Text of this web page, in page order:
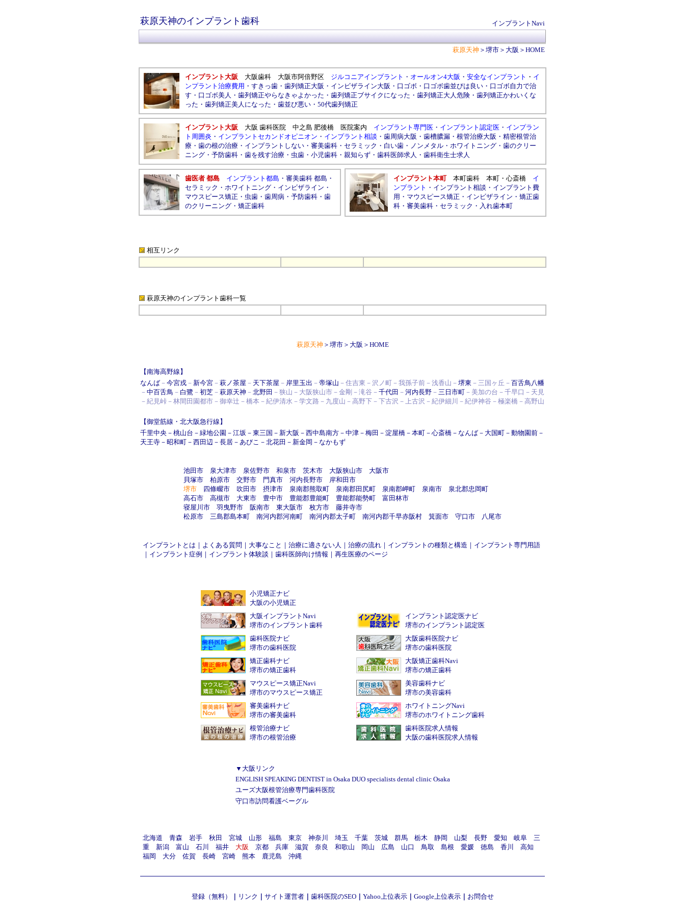
萩原天神のインプラント歯科 インプラントNavi
萩原天神 ＞ 堺市 ＞ 大阪 ＞ HOME
インプラント大阪 大阪歯科 大阪市阿倍野区 ジルコニアインプラント ・ オールオン4大阪 ・ 安全なインプラント ・ イ
ンプラント治療費用 ・ すきっ歯 ・ 歯列矯正大阪 ・ インビザライン大阪 ・ 口ゴボ ・ 口ゴボ歯並びは良い ・ 口ゴボ自力で治
す ・ 口ゴボ美人 ・ 歯列矯正やらなきゃよかった ・ 歯列矯正ブサイクになった ・ 歯列矯正大人危険 ・ 歯列矯正かわいくな
った ・ 歯列矯正美人になった ・ 歯並び悪い ・ 50代歯列矯正
インプラント大阪 大阪 歯科医院 中之島 肥後橋 医院案内 インプラント専門医 ・ インプラント認定医 ・ インプラン
ト周囲炎 ・ インプラントセカンドオピニオン ・ インプラント相談 ・ 歯周病大阪 ・ 歯槽膿漏 ・ 根管治療大阪 ・ 精密根管治
療 ・ 歯の根の治療 ・ インプラントしない ・ 審美歯科 ・ セラミック ・ 白い歯 ・ ノンメタル ・ ホワイトニング ・ 歯のクリー
ニング ・ 予防歯科 ・ 歯を残す治療 ・ 虫歯 ・ 小児歯科 ・ 親知らず ・ 歯科医師求人 ・ 歯科衛生士求人
歯医者 都島 インプラント都島 ・ 審美歯科 都島 ・
セラミック ・ ホワイトニング ・ インビザライン ・
マウスピース矯正 ・ 虫歯 ・ 歯周病 ・ 予防歯科 ・ 歯
のクリーニング ・ 矯正歯科
インプラント本町 本町歯科 本町 ・ 心斎橋
イ
ンプラント ・ インプラント相談 ・ インプラント費
用 ・ マウスピース矯正 ・ インビザライン ・ 矯正歯
科 ・ 審美歯科 ・ セラミック ・ 入れ歯本町
相互リンク
萩原天神のインプラント歯科一覧
萩原天神＞ 堺市＞ 大阪 ＞ HOME
【南海高野線】
なんば － 今宮戎 － 新今宮 － 萩ノ茶屋 － 天下茶屋 － 岸里玉出 － 帝塚山 －住吉東－沢ノ町－我孫子前－浅香山－ 堺東 －三国ヶ丘－ 百舌鳥八幡
－ 中百舌鳥 － 白鷺 － 初芝 － 萩原天神 － 北野田 －狭山－大阪狭山市－金剛－滝谷－ 千代田 － 河内長野 － 三日市町 －美加の台－千早口－天見
－紀見峠－林間田園都市－御幸辻－橋本－紀伊清水－学文路－九度山－高野下－下古沢－上古沢－紀伊細川－紀伊神谷－極楽橋－高野山
【御堂筋線・北大阪急行線】
千里中央 － 桃山台 － 緑地公園 － 江坂 － 東三国 － 新大阪 － 西中島南方 － 中津 － 梅田 － 淀屋橋 － 本町 － 心斎橋 － なんば － 大国町 － 動物園前 －
天王寺 － 昭和町 － 西田辺 － 長居 － あびこ － 北花田 － 新金岡 － なかもず
池田市 泉大津市 泉佐野市 和泉市 茨木市 大阪狭山市
大阪市
貝塚市
柏原市 交野市 門真市 河内長野市
岸和田市
堺市
四條畷市 吹田市 摂津市 泉南郡熊取町 泉南郡田尻町 泉南郡岬町 泉南市
泉北郡忠岡町
高石市
高槻市 大東市 豊中市 豊能郡豊能町 豊能郡能勢町
富田林市
寝屋川市
羽曳野市 阪南市 東大阪市 枚方市
藤井寺市
松原市
三島郡島本町 南河内郡河南町 南河内郡太子町 南河内郡千早赤阪村 箕面市 守口市 八尾市
インプラントとは ｜ よくある質問 ｜ 大事なこと ｜ 治療に適さない人 ｜ 治療の流れ ｜ インプラントの種類と構造 ｜ インプラント専門用語
｜ インプラント症例 ｜ インプラント体験談 ｜ 歯科医師向け情報 ｜ 再生医療のページ
小児矯正ナビ
大阪の小児矯正
大阪インプラントNavi
堺市のインプラント歯科
インプラント認定医ナビ
堺市のインプラント認定医
歯科医院ナビ
堺市の歯科医院
大阪歯科医院ナビ
堺市の歯科医院
矯正歯科ナビ
堺市の矯正歯科
大阪矯正歯科Navi
堺市の矯正歯科
マウスピース矯正Navi
堺市のマウスピース矯正
美容歯科ナビ
堺市の美容歯科
審美歯科ナビ
堺市の審美歯科
ホワイトニングNavi
堺市のホワイトニング歯科
根管治療ナビ
堺市の根管治療
歯科医院求人情報
大阪の歯科医院求人情報
▼大阪リンク
ENGLISH SPEAKING DENTIST in Osaka DUO specialists dental clinic Osaka
ユーズ大阪根管治療専門歯科医院
守口市訪問看護ベーグル
北海道 青森 岩手 秋田 宮城 山形 福島 東京 神奈川 埼玉 千葉 茨城 群馬 栃木 静岡 山梨 長野 愛知 岐阜
三
重
新潟 富山 石川 福井 大阪 京都 兵庫 滋賀 奈良 和歌山 岡山 広島 山口 鳥取 島根 愛媛 徳島 香川
高知
福岡
大分 佐賀 長崎 宮崎 熊本 鹿児島 沖縄
登録（無料） リンク サイト運営者｜ 歯科医院のSEO｜ Yahoo上位表示｜ Google上位表示｜ お問合せ